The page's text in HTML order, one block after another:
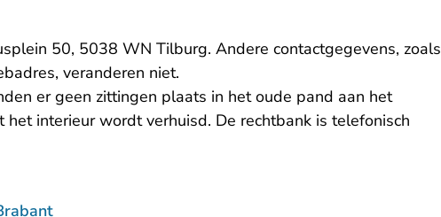
50, 5038 WN Tilburg. Andere contactgegevens, zoals
veranderen niet.
er geen zittingen plaats in het oude pand aan het
interieur wordt verhuisd. De rechtbank is telefonisch